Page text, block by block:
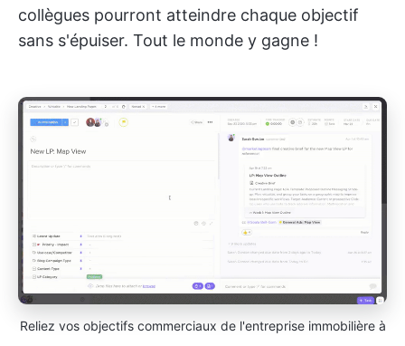
collègues pourront atteindre chaque objectif
sans s'épuiser. Tout le monde y gagne !
Reliez vos objectifs commerciaux de l'entreprise immobilière à